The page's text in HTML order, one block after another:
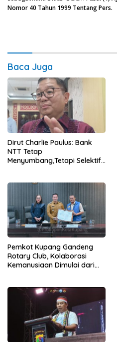
Nomor 40 Tahun 1999 Tentang Pers.
Baca Juga
Dirut Charlie Paulus: Bank
NTT Tetap
Menyumbang,Tetapi Selektif
Pemkot Kupang Gandeng
Rotary Club, Kolaborasi
Kemanusiaan Dimulai dari